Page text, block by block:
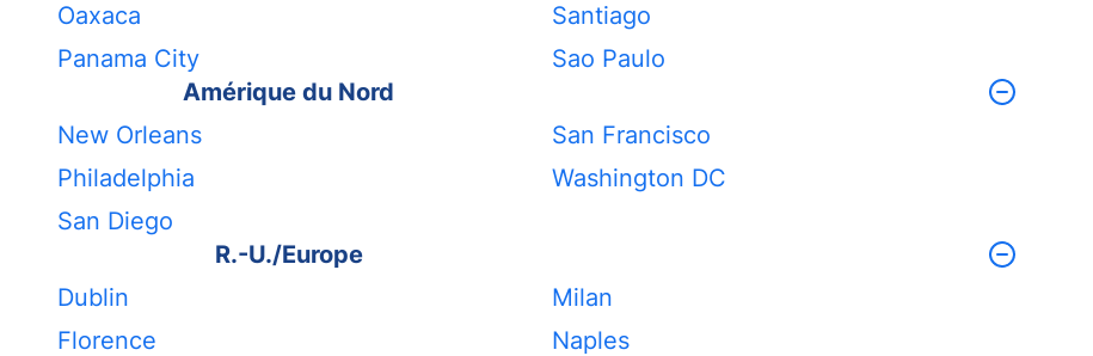
Oaxaca
Panama City
Santiago
Sao Paulo
Amérique du Nord
New Orleans
Philadelphia
San Diego
San Francisco
Washington DC
R.-U./Europe
Dublin
Florence
Milan
Naples